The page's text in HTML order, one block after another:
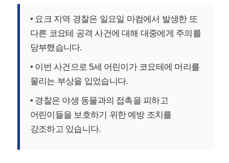
• 요크 지역 경찰은 일요일 마컴에서 발생한 또
다른 코요테 공격 사건에 대해 대중에게 주의를
당부했습니다.
• 이번 사건으로 5세 어린이가 코요테에 머리를
물리는 부상을 입었습니다.
• 경찰은 야생 동물과의 접촉을 피하고
어린이들을 보호하기 위한 예방 조치를
강조하고 있습니다.